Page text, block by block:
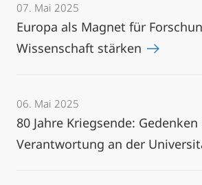
07. Mai 2025
Europa als Magnet für
Wissenschaft stärken
06. Mai 2025
80 Jahre Kriegsende: Gedenken
Verantwortung an der